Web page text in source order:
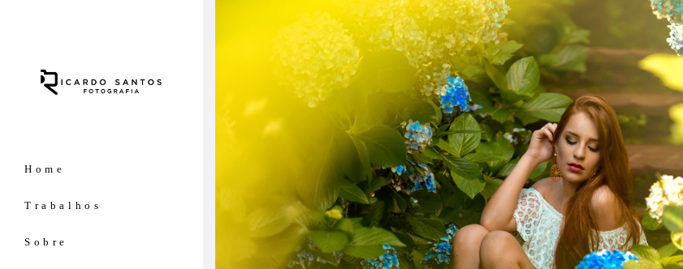
Home
Trabalhos
Sobre